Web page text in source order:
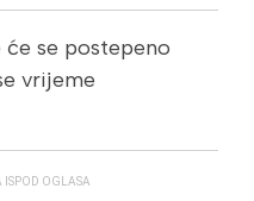
će se postepeno
vrijeme
ISPOD OGLASA